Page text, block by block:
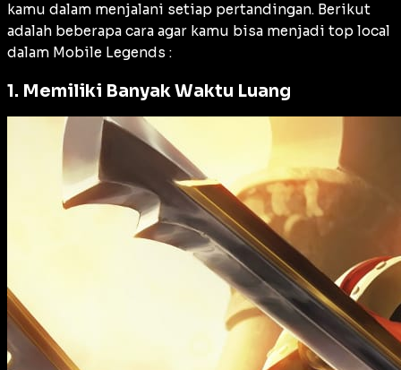
kamu dalam menjalani setiap pertandingan. Berikut
adalah beberapa cara agar kamu bisa menjadi top local
dalam Mobile Legends :
1. Memiliki Banyak Waktu Luang